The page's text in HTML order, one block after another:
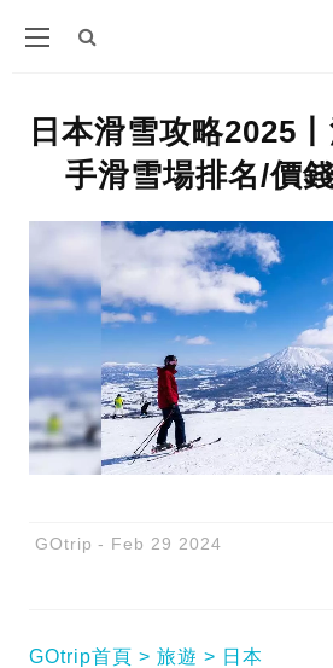
日本滑雪攻略2025
手滑雪場排名/價
GOtrip Feb 29 2024
GOtrip首頁 旅遊 日本